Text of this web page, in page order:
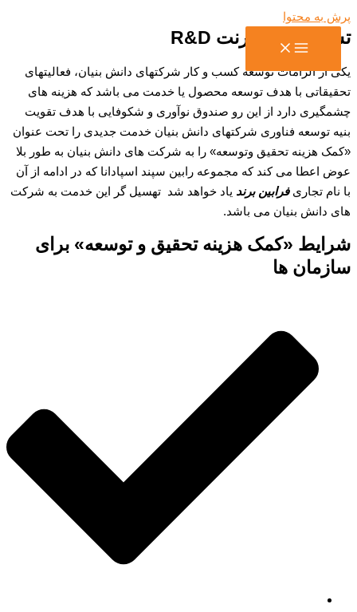
پرش به محتوا
تسهیل گری گرنت R&D
یکی از الزامات توسعه کسب و کار شرکتهای دانش بنیان، فعالیتهای
تحقیقاتی با هدف توسعه محصول یا خدمت می باشد که هزینه های
چشمگیری دارد از این رو صندوق نوآوری و شکوفایی با هدف تقویت
بنیه توسعه فناوری شرکتهای دانش بنیان خدمت جدیدی را تحت عنوان
«کمک هزینه تحقیق وتوسعه» را به شرکت های دانش بنیان به طور بلا
عوض اعطا می کند که مجموعه رابین سپند اسپادانا که در ادامه از آن
با نام تجاریفرابین برند یاد خواهد شد تهسیل گر این خدمت به شرکت
های دانش بنیان می باشد.
شرایط «کمک هزینه تحقیق و توسعه» برای
سازمان ها